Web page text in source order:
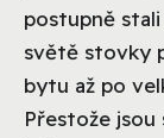
postupně
světě stovky
bytu až po
Přestože jsou